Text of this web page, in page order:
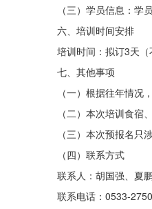
（三）学员信息：学
六、培训时间安排
培训时间 ： 拟订3天
七、其他事项
（一） 根据往年情况
（二）本次培训食宿
（三）本次预报名只
（四）联系方式
联系人： 胡国强、 夏
联系电话： 0533-